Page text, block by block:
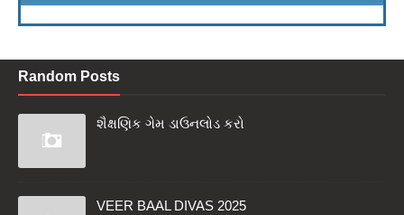
Random Posts
શૈક્ષણિક ગેમ ડાઉનલોડ કરો
VEER BAAL DIVAS 2025